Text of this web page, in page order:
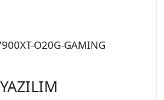
YAZILIM